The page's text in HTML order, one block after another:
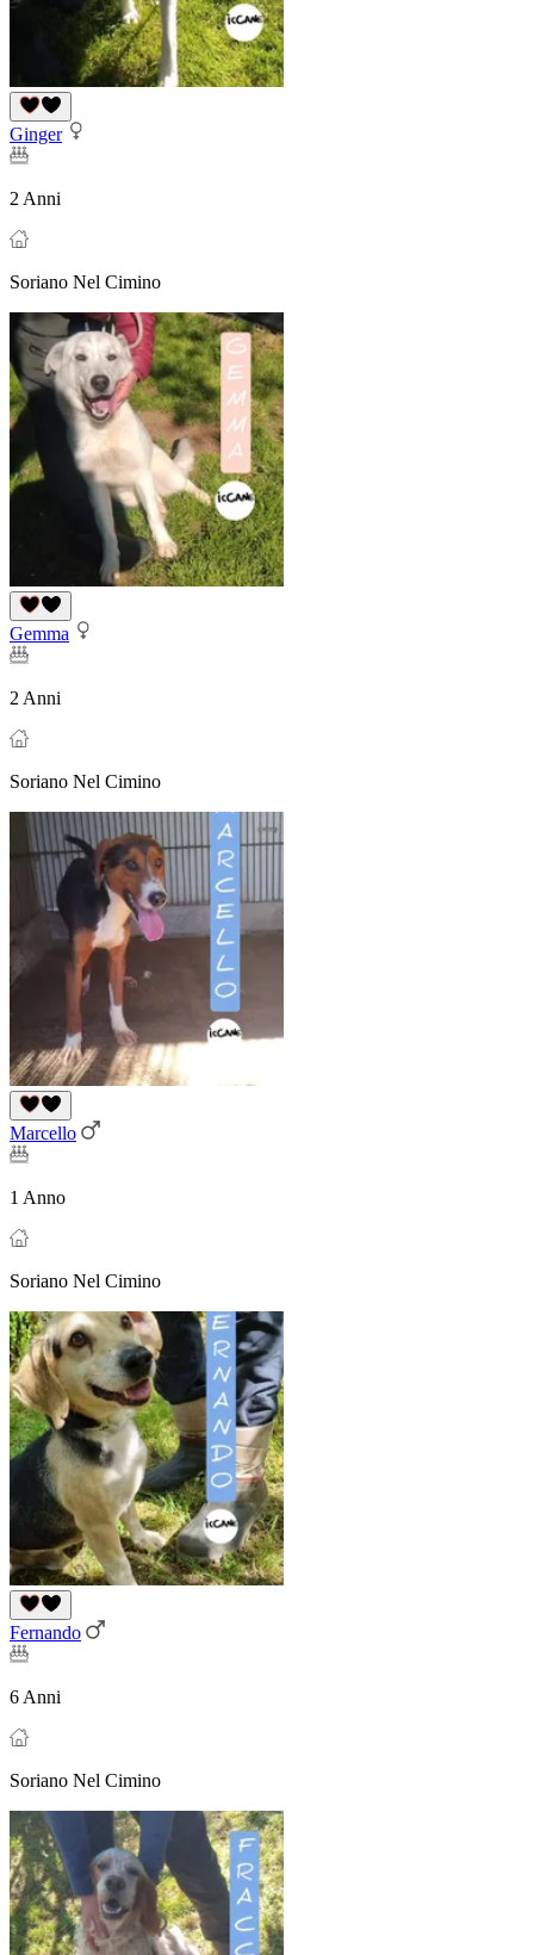
Ginger
2 Anni
Soriano Nel Cimino
Gemma
2 Anni
Soriano Nel Cimino
Marcello
1 Anno
Soriano Nel Cimino
Fernando
6 Anni
Soriano Nel Cimino